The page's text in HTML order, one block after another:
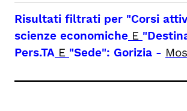
Risultati filtrati per "Corsi
scienze economiche E
Pers.TA E "Sede": Gorizia -